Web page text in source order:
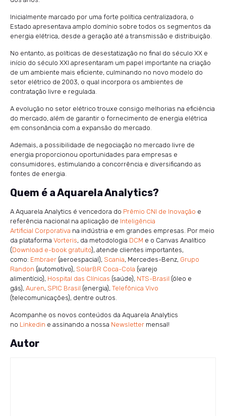
Inicialmente marcado por uma forte política centralizadora, o
Estado apresentava amplo domínio sobre todos os segmentos da
energia elétrica, desde a geração até a transmissão e distribuição.
No entanto, as políticas de desestatização no final do século XX e
início do século XXI apresentaram um papel importante na criação
de um ambiente mais eficiente, culminando no novo modelo do
setor elétrico de 2003, o qual incorpora os ambientes de
contratação livre e regulada.
A evolução no setor elétrico trouxe consigo melhorias na eficiência
do mercado, além de garantir o fornecimento de energia elétrica
em consonância com a expansão do mercado.
Ademais, a possibilidade de negociação no mercado livre de
energia proporcionou oportunidades para empresas e
consumidores, estimulando a concorrência e diversificando as
fontes de energia.
Quem é a Aquarela Analytics?
A Aquarela Analytics é vencedora do Prêmio CNI de Inovação e
referência nacional na aplicação de Inteligência
Artificial Corporativa na indústria e em grandes empresas. Por meio
da plataforma Vorteris, da metodologia DCM e o Canvas Analítico
(Download e-book gratuito), atende clientes importantes,
como: Embraer (aeroespacial), Scania, Mercedes-Benz, Grupo
Randon (automotivo), SolarBR Coca-Cola (varejo
alimentício), Hospital das Clínicas (saúde), NTS-Brasil (óleo e
gás), Auren, SPIC Brasil (energia), Telefônica Vivo
(telecomunicações), dentre outros.
Acompanhe os novos conteúdos da Aquarela Analytics
no Linkedin e assinando a nossa Newsletter mensal!
Autor